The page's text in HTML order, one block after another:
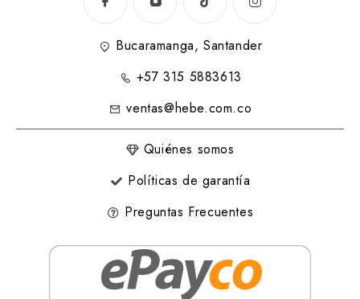
Bucaramanga, Santander
+57 315 5883613
ventas@hebe.com.co
Quiénes somos
Políticas de garantía
Preguntas Frecuentes